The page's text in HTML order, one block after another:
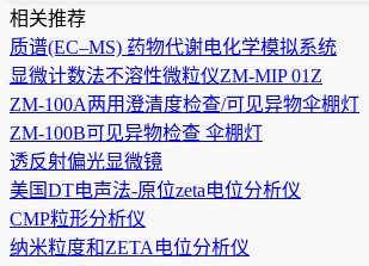
相关推荐
质谱(EC–MS) 药物代谢电化学模拟系统
显微计数法不溶性微粒仪ZM-MIP 01Z
ZM-100A两用澄清度检查/可见异物伞棚灯
ZM-100B可见异物检查 伞棚灯
透反射偏光显微镜
美国DT电声法-原位zeta电位分析仪
CMP粒形分析仪
纳米粒度和ZETA电位分析仪